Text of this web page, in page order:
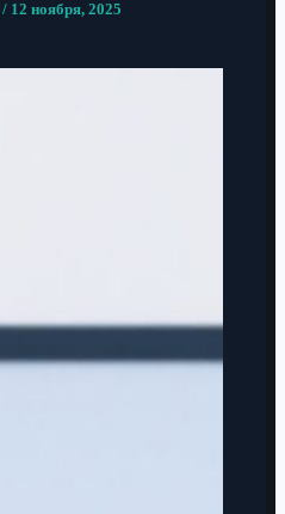
/ 12 ноября, 2025